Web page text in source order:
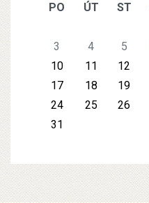
PO ÚT ST
3
4 5
10
11 12
17
18 19
24
25 26
31